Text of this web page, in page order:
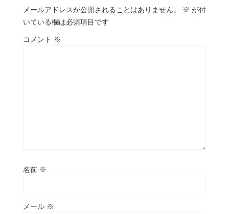
メールアドレスが公開されることはありません。 ※ が付
いている欄は必須項目です
コメント ※
名前 ※
メール ※